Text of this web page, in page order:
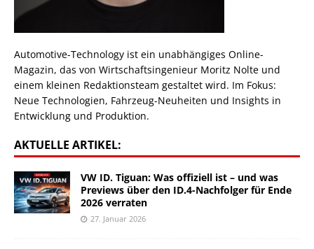
Automotive-Technology ist ein unabhängiges Online-
Magazin, das von Wirtschaftsingenieur Moritz Nolte und
einem kleinen Redaktionsteam gestaltet wird. Im Fokus:
Neue Technologien, Fahrzeug-Neuheiten und Insights in
Entwicklung und Produktion.
AKTUELLE ARTIKEL:
VW ID. Tiguan: Was offiziell ist – und was
Previews über den ID.4-Nachfolger für Ende
2026 verraten
27. Januar 2026